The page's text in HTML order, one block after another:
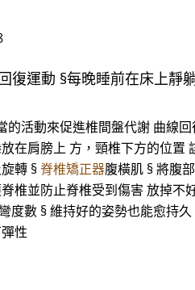
復運動 §每晚睡前在床上靜
的活動來促進椎間盤代謝 曲線
在肩膀上 方，頸椎下方的位置
轉 §脊椎矯正器腹橫肌 § 將腹
椎並防止脊椎受到傷害 放掉不
度數 § 維持好的姿勢也能愈持
性